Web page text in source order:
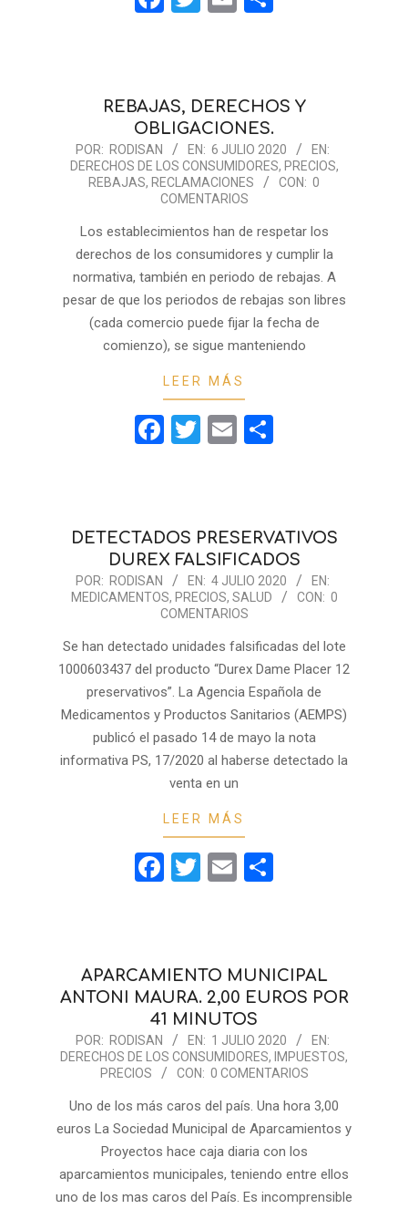
REBAJAS, DERECHOS Y
OBLIGACIONES.
2020-
07-
POR: RODISAN EN: 6 JULIO 2020
EN:
DERECHOS DE LOS CONSUMIDORES, PRECIOS,
REBAJAS, RECLAMACIONES CON: 0
COMENTARIOS
Los establecimientos han de respetar los
derechos de los consumidores y cumplir la
normativa, también en periodo de rebajas. A
pesar de que los periodos de rebajas son libres
(cada comercio puede fijar la fecha de
comienzo), se sigue manteniendo
LEER MÁS
Facebook
Twitter
Email
DETECTADOS PRESERVATIVOS
DUREX FALSIFICADOS
2020-
07-
POR: RODISAN EN: 4 JULIO 2020
EN:
MEDICAMENTOS, PRECIOS, SALUD CON: 0
COMENTARIOS
Se han detectado unidades falsificadas del lote
1000603437 del producto “Durex Dame Placer 12
preservativos”. La Agencia Española de
Medicamentos y Productos Sanitarios (AEMPS)
publicó el pasado 14 de mayo la nota
informativa PS, 17/2020 al haberse detectado la
venta en un
LEER MÁS
Facebook
Twitter
Email
APARCAMIENTO MUNICIPAL
ANTONI MAURA. 2,00 EUROS POR
41 MINUTOS
2020-
07-
POR: RODISAN EN: 1 JULIO 2020
EN:
DERECHOS DE LOS CONSUMIDORES, IMPUESTOS,
PRECIOS
CON: 0 COMENTARIOS
Uno de los más caros del país. Una hora 3,00
euros La Sociedad Municipal de Aparcamientos y
Proyectos hace caja diaria con los
aparcamientos municipales, teniendo entre ellos
uno de los mas caros del País. Es incomprensible